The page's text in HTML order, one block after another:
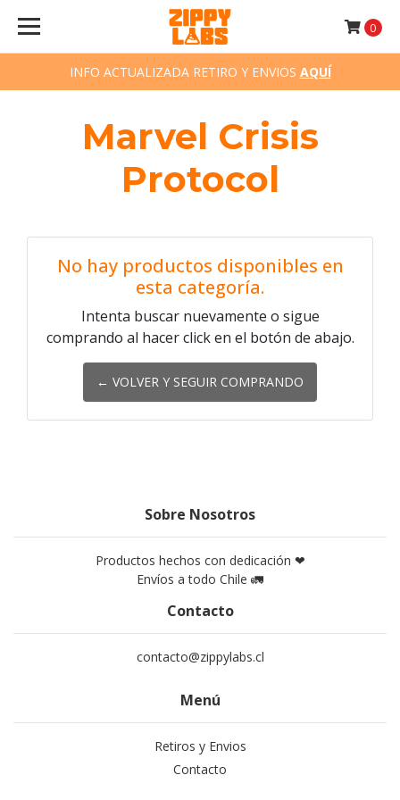
INFO ACTUALIZADA RETIRO Y ENVIOS AQUÍ
0
Marvel Crisis
Protocol
No hay productos disponibles en
esta categoría.
Intenta buscar nuevamente o sigue
comprando al hacer click en el botón de abajo.
← VOLVER Y SEGUIR COMPRANDO
Sobre Nosotros
Productos hechos con dedicación ❤
Envíos a todo Chile 🚛
Contacto
contacto@zippylabs.cl
Menú
Retiros y Envios
Contacto